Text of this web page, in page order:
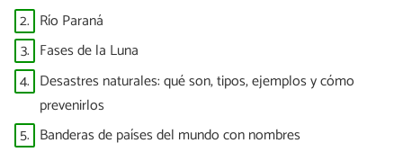
Mundial”
2. Río Paraná
3. Fases de la Luna
4. Desastres naturales: qué son, tipos, ejemplos y cómo
prevenirlos
5. Banderas de países del mundo con nombres